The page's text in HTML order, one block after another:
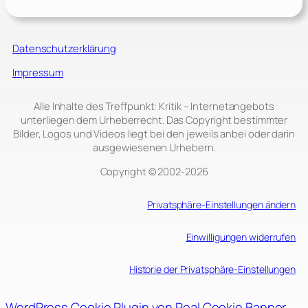
Datenschutzerklärung
Impressum
Alle Inhalte des Treffpunkt: Kritik – Internetangebots
unterliegen dem Urheberrecht. Das Copyright bestimmter
Bilder, Logos und Videos liegt bei den jeweils anbei oder darin
ausgewiesenen Urhebern.
Copyright © 2002‑2026
Privatsphäre-Einstellungen ändern
Einwilligungen widerrufen
Historie der Privatsphäre-Einstellungen